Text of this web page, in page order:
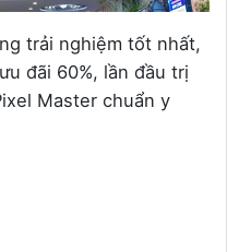
trải nghiệm tốt nhất,
đãi 60%, lần đầu trị
Master chuẩn y